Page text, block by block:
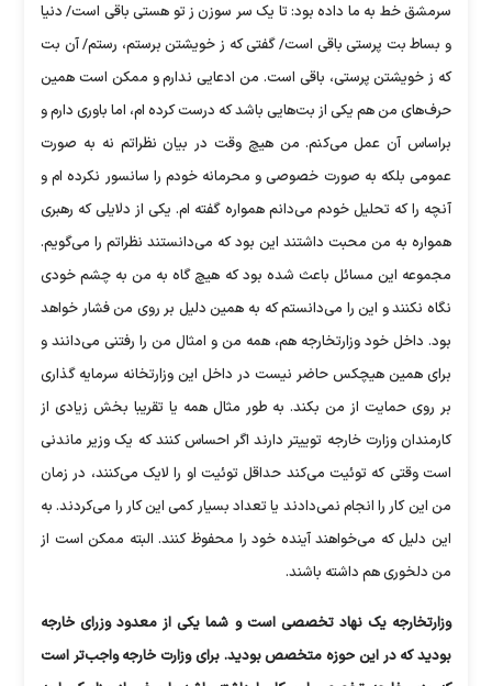
سرمشق خط به ما داده بود: تا یک سر سوزن ز تو هستی باقی است/ دنیا
و بساط بت پرستی باقی است/ گفتی که ز خویشتن برستم، رستم/ آن بت
که ز خویشتن پرستی، باقی است. من ادعایی ندارم و ممکن است همین
حرف‌های من هم یکی از بت‌هایی باشد که درست کرده ام، اما باوری دارم و
براساس آن عمل می‌کنم. من هیچ وقت در بیان نظراتم نه به صورت
عمومی بلکه به صورت خصوصی و محرمانه خودم را سانسور نکرده ام و
آنچه را که تحلیل خودم می‌دانم همواره گفته ام. یکی از دلایلی که رهبری
همواره به من محبت داشتند این بود که می‌دانستند نظراتم را می‌گویم.
مجموعه این مسائل باعث شده بود که هیچ گاه به من به چشم خودی
نگاه نکنند و این را می‌دانستم که به همین دلیل بر روی من فشار خواهد
بود. داخل خود وزارتخارجه هم، همه من و امثال من را رفتنی می‌دانند و
برای همین هیچکس حاضر نیست در داخل این وزارتخانه سرمایه گذاری
بر روی حمایت از من بکند. به طور مثال همه یا تقریبا بخش زیادی از
کارمندان وزارت خارجه توییتر دارند اگر احساس کنند که یک وزیر ماندنی
است وقتی که توئیت می‌کند حداقل توئیت او را لایک می‌کنند، در زمان
من این کار را انجام نمی‌دادند یا تعداد بسیار کمی این کار را می‌کردند. به
این دلیل که می‌خواهند آینده خود را محفوظ کنند. البته ممکن است از
من دلخوری هم داشته باشند.
وزارتخارجه یک نهاد تخصصی است و شما یکی از معدود وزرای خارجه
بودید که در این حوزه متخصص بودید. برای وزارت خارجه واجب‌تر است